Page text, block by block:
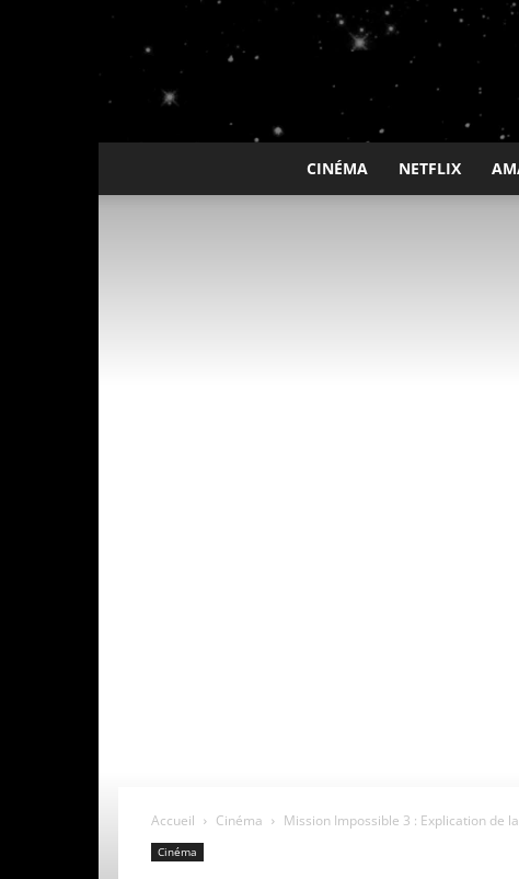
CINÉMA NETFLIX
Accueil Cinéma Mission Impossible 3 : Explication de
Cinéma